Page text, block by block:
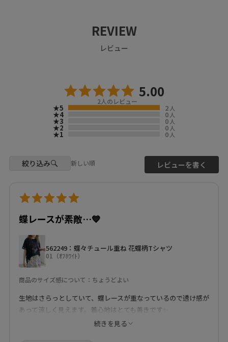
REVIEW
レビュー
5.00
2人のレビュー
★5 2 人
★4 0 人
★3 0 人
★2 0 人
★1 0 人
絞り込み 新しい順 レビューを書く
蝶レースが素敵…💙
562249：蝶々チュール重ね 花蝶柄Tシャツ
01（ｵﾌﾎﾜｲﾄ）
商品のサイズ感について：ちょうどよい
生地はさらっとしていて、蝶レースが重なっているので透け感が
あって涼しく見えます。着心地はとても善きです✨
前をインしてもしなくても素敵に着れます✨
続きを見る